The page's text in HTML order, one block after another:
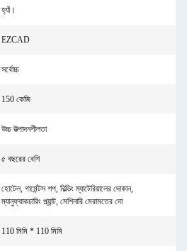
হ্যাঁ।
EZCAD
সর্বোচ্চ
150 কেজি
উচ্চ উত্পাদনশীলতা
৫ বছরের বেশি
হোটেল, গার্মেন্টস শপ, বিল্ডিং ম্যাটেরিয়ালের দোকান,
ম্যানুফ্যাকচারিং প্ল্যান্ট, মেশিনারি মেরামতের দো
110 মিমি * 110 মিমি